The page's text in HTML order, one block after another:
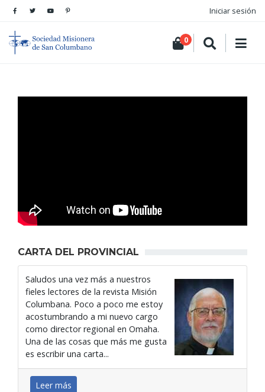
Iniciar sesión
0
CARTA DEL PROVINCIAL
Saludos una vez más a nuestros
fieles lectores de la revista Misión
Columbana. Poco a poco me estoy
acostumbrando a mi nuevo cargo
como director regional en Omaha.
Una de las cosas que más me gusta
es escribir una carta...
Leer más